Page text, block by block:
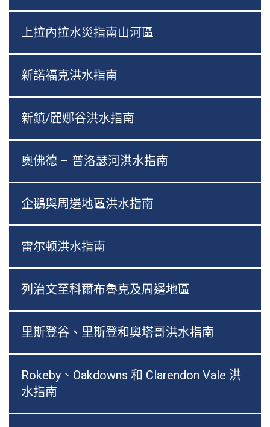
上拉內拉水災指南山河區
新諾福克洪水指南
新鎮/麗娜谷洪水指南
奧佛德 – 普洛瑟河洪水指南
企鵝與周邊地區洪水指南
雷尔顿洪水指南
列治文至科爾布魯克及周邊地區
里斯登谷、里斯登和奧塔哥洪水指南
Rokeby、Oakdowns 和 Clarendon Vale 洪
水指南